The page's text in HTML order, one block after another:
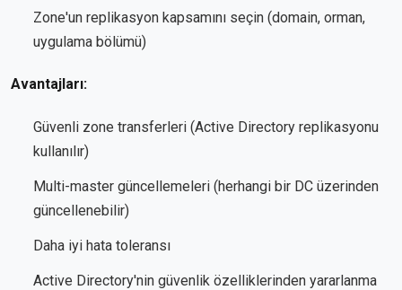
Zone'un replikasyon kapsamını seçin (domain, orman,
uygulama bölümü)
Avantajları:
Güvenli zone transferleri (Active Directory replikasyonu
kullanılır)
Multi-master güncellemeleri (herhangi bir DC üzerinden
güncellenebilir)
Daha iyi hata toleransı
Active Directory'nin güvenlik özelliklerinden yararlanma